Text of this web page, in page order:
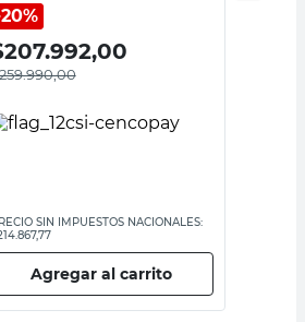
20%
207.992,00
SIN IMPUESTOS NACIONALES:
Agregar al carrito